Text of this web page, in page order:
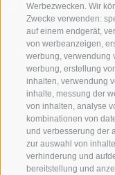
Werbezwecken. Wir
Zwecke verwenden:
auf einem endgerät,
von werbeanzeigen,
werbung, verwendung
werbung, erstellung
inhalten, verwendung
inhalte, messung der
von inhalten, analyse
kombinationen von
und verbesserung der
zur auswahl von
verhinderung und
bereitstellung und
Sei jederzeit
NEWSLETTER